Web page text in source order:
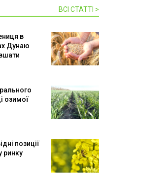
ВСІ СТАТТІ >
в
Дунаю
озимої
позиції
ринку